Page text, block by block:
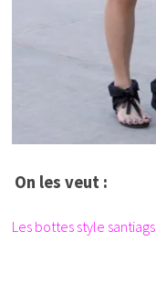
On les veut :
Les bottes style santiags